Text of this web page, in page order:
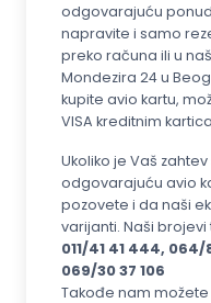
odgovarajuću
napravite i samo
preko računa ili u
Mondezira 24 u
kupite avio kartu,
VISA kreditnim
Ukoliko je Vaš
odgovarajuću avio
pozovete i da naši
varijanti. Naši
011/41 41 444, 064/
069/30 37 106
Takođe nam